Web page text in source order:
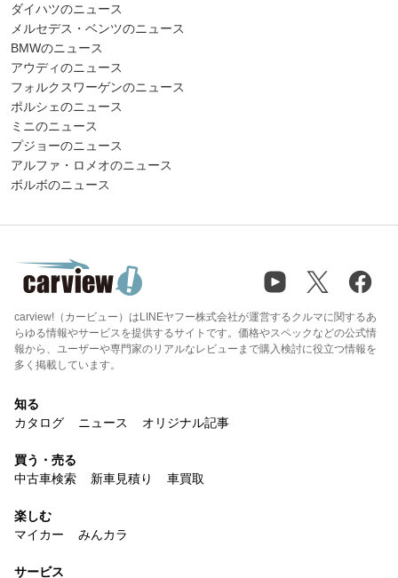
ダイハツのニュース
メルセデス・ベンツのニュース
BMWのニュース
アウディのニュース
フォルクスワーゲンのニュース
ポルシェのニュース
ミニのニュース
プジョーのニュース
アルファ・ロメオのニュース
ボルボのニュース
carview!（カービュー）はLINEヤフー株式会社が運営するクルマに関するあ
らゆる情報やサービスを提供するサイトです。価格やスペックなどの公式情
報から、ユーザーや専門家のリアルなレビューまで購入検討に役立つ情報を
多く掲載しています。
知る
カタログ
ニュース オリジナル記事
買う・売る
中古車検索
新車見積り 車買取
楽しむ
マイカー
みんカラ
サービス